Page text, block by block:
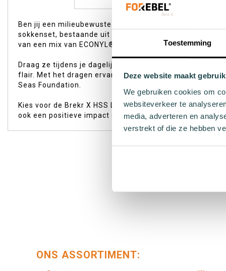
Toestemming
Deze website maakt
We gebruiken cookies om
websiteverkeer te
media, adverteren en
verstrekt of die ze hebben
afbeeldingen-
gallerij
Ben jij een milieubewuste trendsetter die waarde hecht
sokkenset, bestaande uit één zwarte en één witte sok
van een mix van ECONYL® geregenereerd nylon en
Draag ze tijdens je dagelijkse activiteiten of terwijl je
flair. Met het dragen ervan toon je niet alleen karakter
Seas Foundation.
Kies voor de Brekr X HSS Limited Edition sokken en
ook een positieve impact op onze aarde. Maak
ONS ASSORTIMENT: